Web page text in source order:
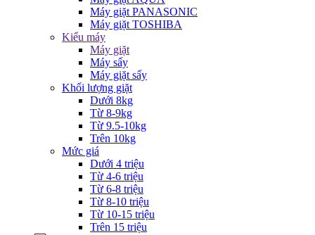
Máy giặt PANASONIC
Máy giặt TOSHIBA
Kiểu máy
Máy giặt
Máy sấy
Máy giặt sấy
Khối lượng giặt
Dưới 8kg
Từ 8-9kg
Từ 9.5-10kg
Trên 10kg
Mức giá
Dưới 4 triệu
Từ 4-6 triệu
Từ 6-8 triệu
Từ 8-10 triệu
Từ 10-15 triệu
Trên 15 triệu